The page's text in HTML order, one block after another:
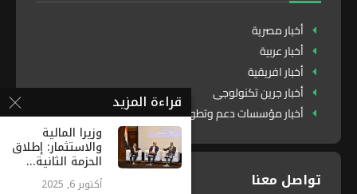
أخبار مصرية
أخبار عربية
أخبار افريقية
أخبار جرين تكنولوجى
أخبار مؤسسات دعم وتطوير
تواصل معنا
قراءة المزيد
وزيرا المالية
والاستثمار: إطلاق
الحزمة الثانية...
أكتوبر 6, 2025